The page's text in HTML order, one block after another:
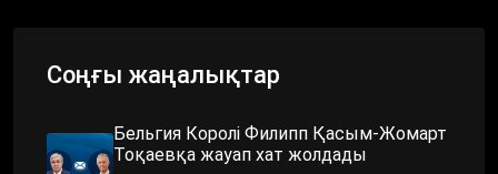
Соңғы жаңалықтар
Бельгия Королі Филипп Қасым-Жомарт
Тоқаевқа жауап хат жолдады